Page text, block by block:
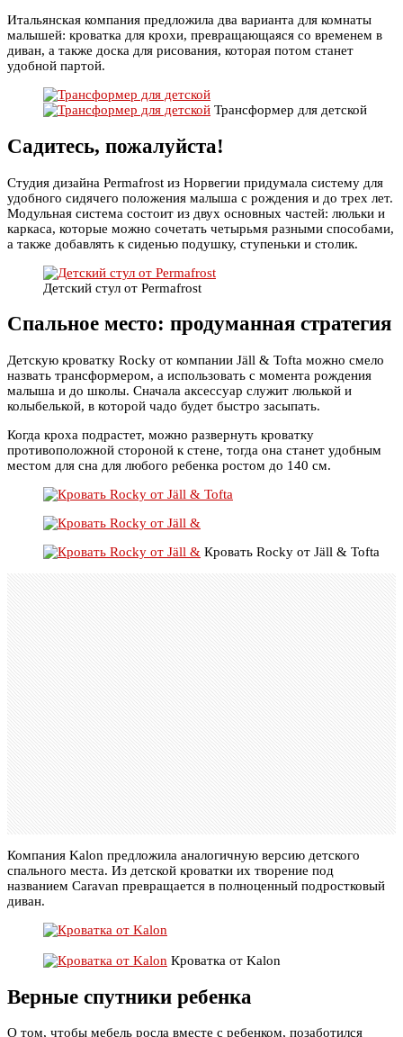
Итальянская компания предложила два варианта для комнаты
малышей: кроватка для крохи, превращающаяся со временем в
диван, а также доска для рисования, которая потом станет
удобной партой.
Трансформер для детской
Садитесь, пожалуйста!
Студия дизайна Permafrost из Норвегии придумала систему для
удобного сидячего положения малыша с рождения и до трех лет.
Модульная система состоит из двух основных частей: люльки и
каркаса, которые можно сочетать четырьмя разными способами,
а также добавлять к сиденью подушку, ступеньки и столик.
Детский стул от Permafrost
Спальное место: продуманная стратегия
Детскую кроватку Rocky от компании Jäll & Tofta можно смело
назвать трансформером, а использовать с момента рождения
малыша и до школы. Сначала аксессуар служит люлькой и
колыбелькой, в которой чадо будет быстро засыпать.
Когда кроха подрастет, можно развернуть кроватку
противоположной стороной к стене, тогда она станет удобным
местом для сна для любого ребенка ростом до 140 см.
Кровать Rocky от Jäll & Tofta
Компания Kalon предложила аналогичную версию детского
спального места. Из детской кроватки их творение под
названием Caravan превращается в полноценный подростковый
диван.
Кроватка от Kalon
Верные спутники ребенка
О том, чтобы мебель росла вместе с ребенком, позаботился